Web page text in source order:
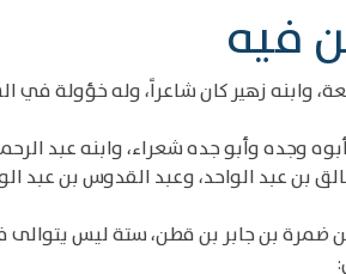
فيه
زهير كان شاعراً، وله خؤولة في
وجده وأبو جده شعراء، وابنه عبد
بن عبد الواحد، وعبد القدوس بن عبد
بن جابر بن قطن، ستة ليس